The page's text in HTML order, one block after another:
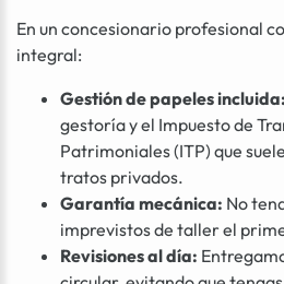
En un concesionario profesional
integral:
Gestión de papeles incluida:
gestoría y el Impuesto de
Patrimoniales (ITP) que
tratos privados.
Garantía mecánica: No
imprevistos de taller el
Revisiones al día: